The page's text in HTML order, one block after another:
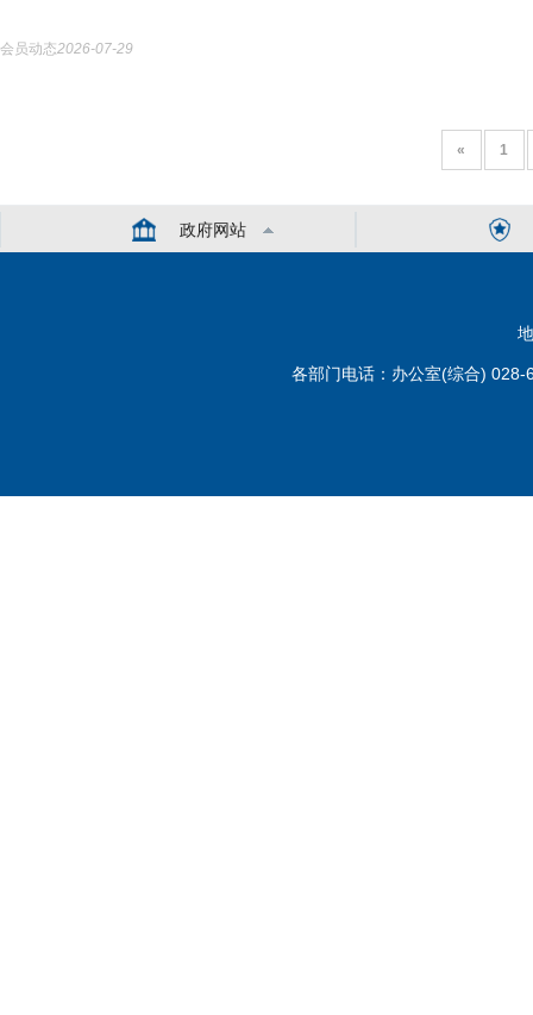
会员动态2026-07-29
« 1
政府网站
各部门电话：办公室(综合)